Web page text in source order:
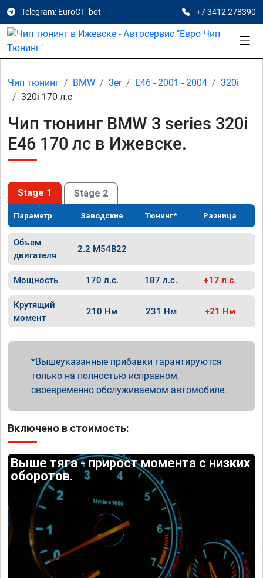
Telegram: EuroCT_bot +7 3412 278390
Чип тюнинг BMW 3er E46 - 2001 - 2004
320i
320i 170 л.с
Чип тюнинг BMW 3 series 320i
E46 170 лс в Ижевске.
Stage 1 Stage 2
Параметр Заводские Тюнинг* Разница
Объем
двигателя
2.2 M54B22
Мощность 170 л.с. 187 л.с. +17 л.с.
Крутящий
момент
210 Нм 231 Нм +21 Нм
Вышеуказанные прибавки гарантируются
только на полностью исправном,
своевременно обслуживаемом автомобиле.
Включено в стоимость:
Выше тяга - прирост момента с низких
оборотов.